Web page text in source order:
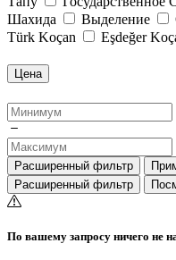
Шахида
Выделение
Türk Koçan
Eşdeğer
Цена
Расширенный фильтр
Расширенный фильтр
По вашему запросу ничего не